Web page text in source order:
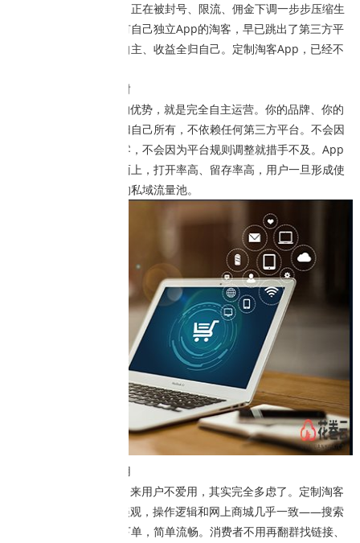
接、公众号导流的淘客，正在被封号、限流、佣金下调一步步压缩生
存空间。而那些率先拥有自己独立App的淘客，早已跳出了第三方平
台的规则束缚，安全、自主、收益全归自己。定制淘客App，已经不
安全自主，不怕被封
定制淘客App最大的优势，就是完全自主运营。你的品牌、你的
用户、你的收益，全部归自己所有，不依赖任何第三方平台。不会因
为微信群被封就一夜归零，不会因为平台规则调整就措手不及。App
直接安装在用户手机桌面上，打开率高、留存率高，用户一旦形成使
用习惯，就是你最稳定的私域流量池。
体验好，用户愿意用
很多人担心App做出来用户不爱用，其实完全多虑了。定制淘客
App的UI界面设计丰富美观，操作逻辑和网上商城几乎一致——搜索
商品、浏览优惠、一键下单，简单流畅。消费者不用再翻群找链接、